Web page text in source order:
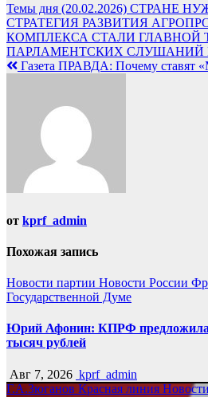
Навигация
по
записям
Темы дня (20.02.2026) СТРАНЕ
СТРАТЕГИЯ РАЗВИТИЯ
КОМПЛЕКСА СТАЛИ ГЛАВНОЙ
ПАРЛАМЕНТСКИХ СЛУШАНИЙ
Газета ПРАВДА: Почему ставят
от kprf_admin
Похожая запись
Новости партии Новости России
Государственной Думе
Юрий Афонин: КПРФ
тысяч рублей
Авг 7, 2026 kprf_admin
Г.А.Зюганов Красная линия